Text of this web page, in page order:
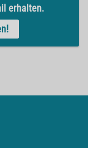
erhalten.